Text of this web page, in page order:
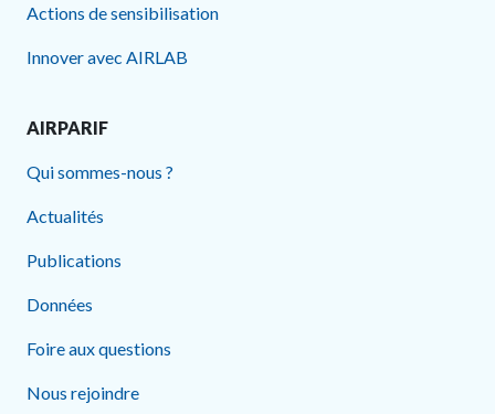
Actions de sensibilisation
Innover avec AIRLAB
AIRPARIF
Qui sommes-nous ?
Actualités
Publications
Données
Foire aux questions
Nous rejoindre